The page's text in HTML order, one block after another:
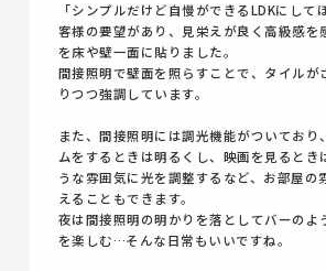
「シンプルだけど自慢ができるLDKにして
客様の要望があり、見栄えが良く高級感を
を床や壁一面に貼りました。
間接照明で壁面を照らすことで、タイルが
りつつ強調しています。
また、間接照明には調光機能がついており
ムをするときは明るくし、映画を見るとき
うな雰囲気に光を調整するなど、お部屋の
えることもできます。
夜は間接照明の明かりを落としてバーのよ
を楽しむ…そんな日常もいいですね。